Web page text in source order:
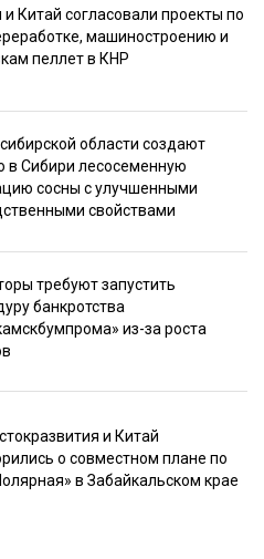
и Китай согласовали проекты по
машиностроению и
пеллет в КНР
области создают
в Сибири лесосеменную
сосны с улучшенными
свойствами
требуют запустить
банкротства
из-за роста
и Китай
о совместном плане по
в Забайкальском крае